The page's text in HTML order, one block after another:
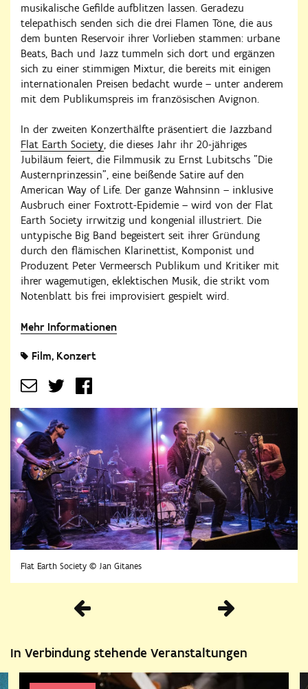
musikalische Gefilde aufblitzen lassen. Geradezu
telepathisch senden sich die drei Flamen Töne, die aus
dem bunten Reservoir ihrer Vorlieben stammen: urbane
Beats, Bach und Jazz tummeln sich dort und ergänzen
sich zu einer stimmigen Mixtur, die bereits mit einigen
internationalen Preisen bedacht wurde – unter anderem
mit dem Publikumspreis im französischen Avignon.
In der zweiten Konzerthälfte präsentiert die Jazzband
Flat Earth Society, die dieses Jahr ihr 20-jähriges
Jubiläum feiert, die Filmmusik zu Ernst Lubitschs "Die
Austernprinzessin", eine beißende Satire auf den
American Way of Life. Der ganze Wahnsinn – inklusive
Ausbruch einer Foxtrott-Epidemie – wird von der Flat
Earth Society irrwitzig und kongenial illustriert. Die
untypische Big Band begeistert seit ihrer Gründung
durch den flämischen Klarinettist, Komponist und
Produzent Peter Vermeersch Publikum und Kritiker mit
ihrer wagemutigen, eklektischen Musik, die strikt vom
Notenblatt bis frei improvisiert gespielt wird.
Mehr Informationen
Film Konzert
Flat Earth Society © Jan Gitanes
Vorherige
In Verbindung stehende Veranstaltungen